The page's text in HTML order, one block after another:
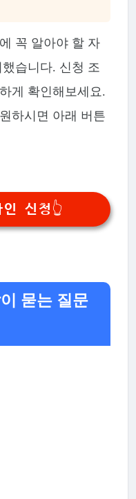
꼭 알아야 할 자
습니다. 신청 조
게 확인해보세요.
하시면 아래 버튼
신청👆
묻는 질문